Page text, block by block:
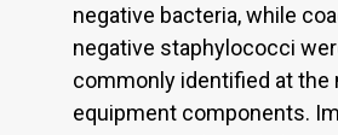
negative bacteria, while
negative staphylococci
commonly identified at the
equipment components.